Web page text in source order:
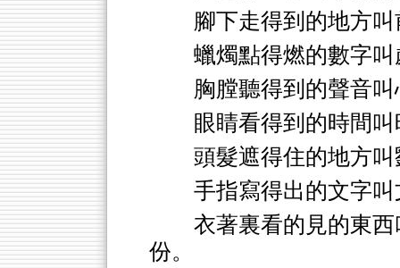
腳下走得到的地方
蠟燭點得燃的數字
胸膛聽得到的聲音
眼睛看得到的時間
頭髮遮得住的地方
手指寫得出的文字
衣著裏看的見的東
份。